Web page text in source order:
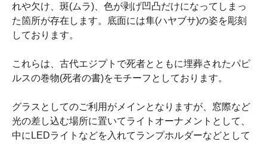
れや欠け、斑(ムラ)、色が剥げ凹凸だけになってしまっ
た箇所が存在します。底面には隼(ハヤブサ)の姿を彫刻
しております。
これらは、古代エジプトで死者とともに埋葬されたパピ
ルスの巻物(死者の書)をモチーフとしております。
グラスとしてのご利用がメインとなりますが、窓際など
光の差し込む場所に置いてライトオーナメントとして、
中にLEDライトなどを入れてランプホルダーなどとして